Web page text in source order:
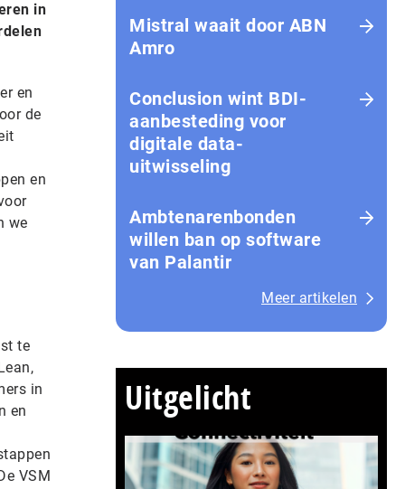
in
en
de
en
we
te
in
en
VSM
Mistral waait door ABN
Amro
Conclusion wint BDI-
aanbesteding voor
digitale data-
uitwisseling
Ambtenarenbonden
willen ban op software
van Palantir
Meer artikelen
Uitgelicht